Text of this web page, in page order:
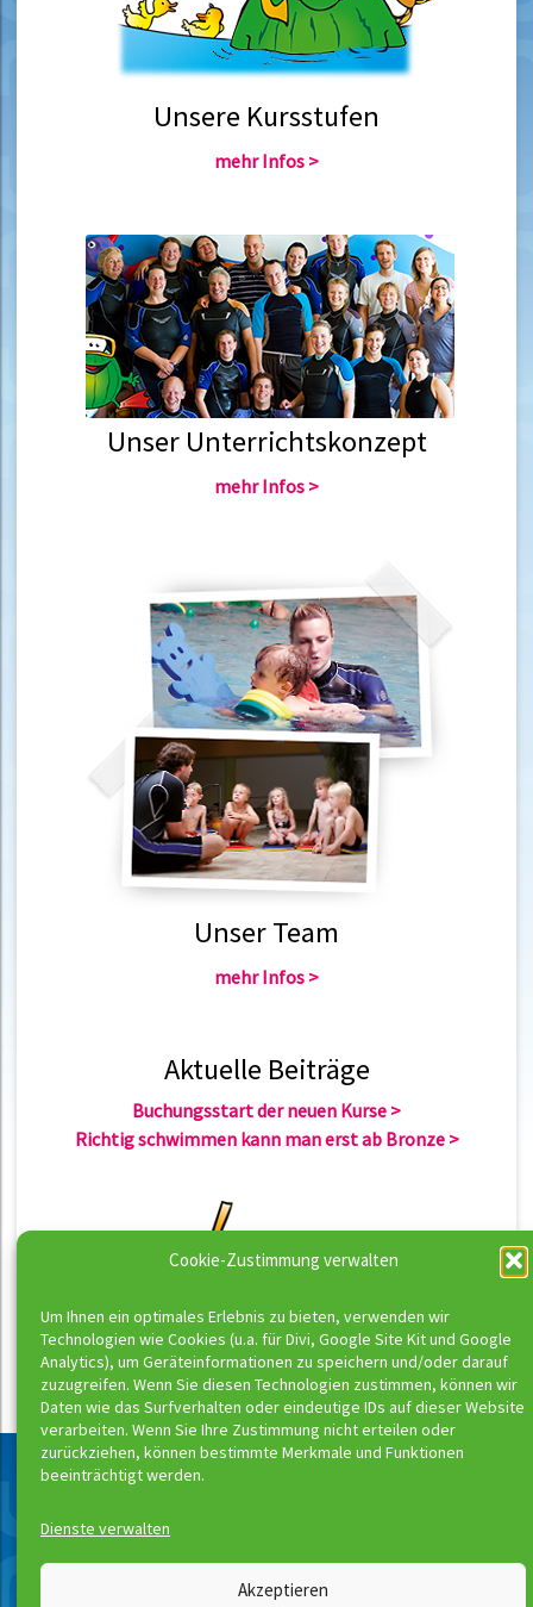
Cookie-Zustimmung verwalten
Um Ihnen ein optimales Erlebnis zu bieten, verwenden wir
Technologien wie Cookies (u.a. für Divi, Google Site Kit und Google
Analytics), um Geräteinformationen zu speichern und/oder darauf
zuzugreifen. Wenn Sie diesen Technologien zustimmen, können wir
Daten wie das Surfverhalten oder eindeutige IDs auf dieser Website
verarbeiten. Wenn Sie Ihre Zustimmung nicht erteilen oder
zurückziehen, können bestimmte Merkmale und Funktionen
beeinträchtigt werden.
Dienste verwalten
Akzeptieren
Unsere Kursstufen
mehr Infos >
Unser Unterrichtskonzept
mehr Infos >
Unser Team
mehr Infos >
Aktuelle Beiträge
Buchungsstart der neuen Kurse
Richtig schwimmen kann man erst ab Bronze